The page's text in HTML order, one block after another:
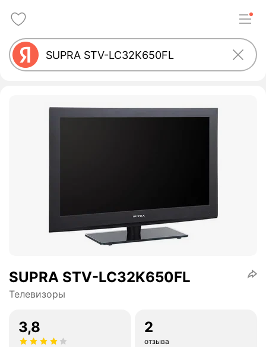
SUPRA STV-LC32K650FL
Телевизоры
3,8 2
отзыва